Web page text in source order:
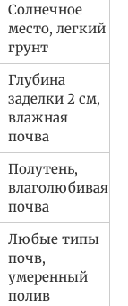
Солнечное
место, легкий
грунт
Глубина
заделки 2 см,
влажная
почва
Полутень,
влаголюбивая
почва
Любые типы
почв,
умеренный
полив